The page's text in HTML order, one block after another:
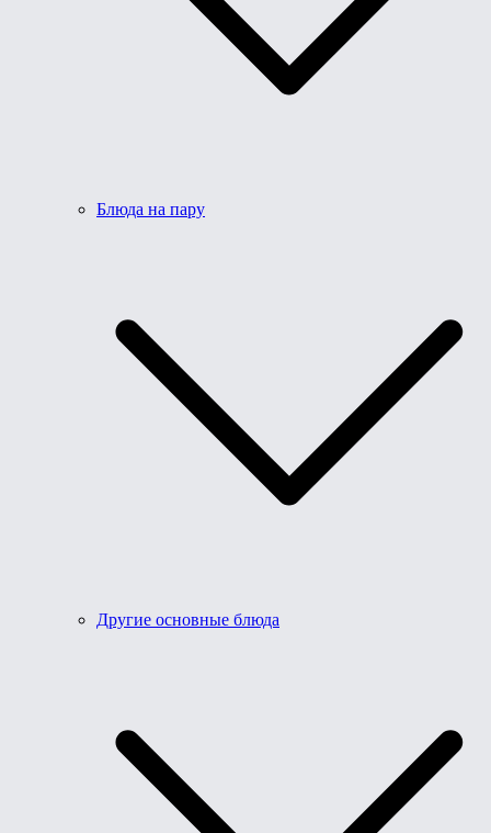
Блюда на пару
Другие основные блюда